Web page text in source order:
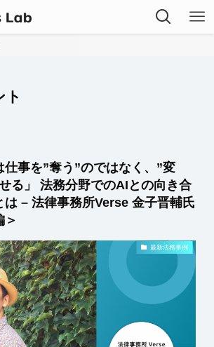
ト
仕事を”奪う”のではなく、”変
る」 法務分野でのAIとの向き合
は – 法律事務所Verse 金子晋輔氏
＞
最新法務事例